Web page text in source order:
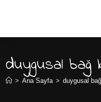
duygusal
> Ana Sayfa > duygusal